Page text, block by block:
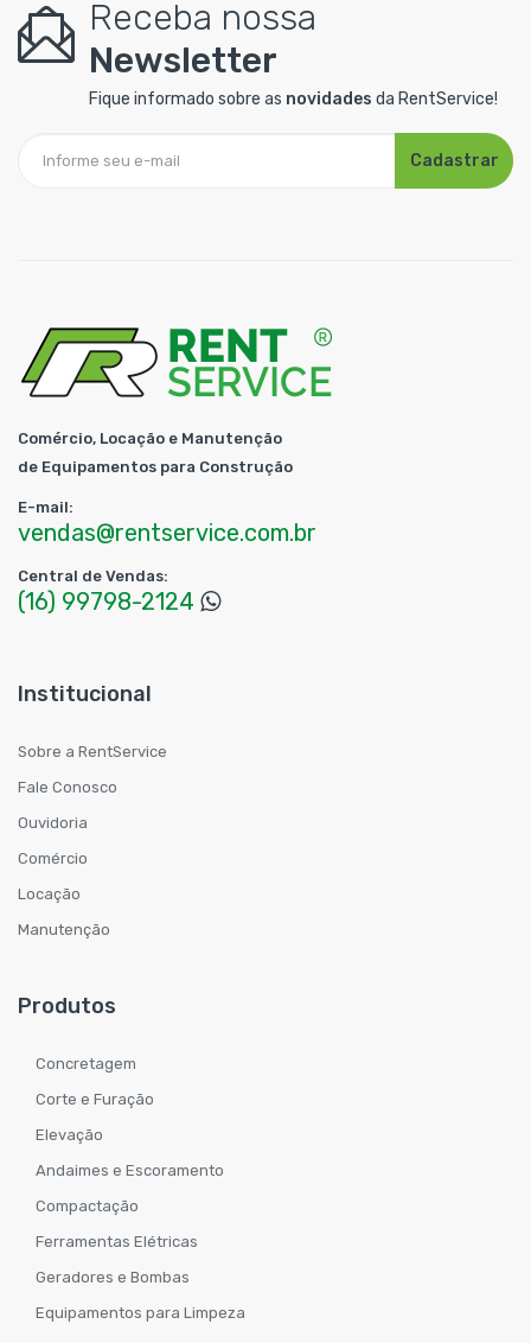
Receba nossa
Newsletter
Fique informado sobre as novidades da RentService!
Cadastrar
Comércio, Locação e Manutenção
de Equipamentos para Construção
E-mail:
vendas@rentservice.com.br
Central de Vendas:
(16) 99798-2124
Institucional
Sobre a RentService
Fale Conosco
Ouvidoria
Comércio
Locação
Manutenção
Produtos
Concretagem
Corte e Furação
Elevação
Andaimes e Escoramento
Compactação
Ferramentas Elétricas
Geradores e Bombas
Equipamentos para Limpeza